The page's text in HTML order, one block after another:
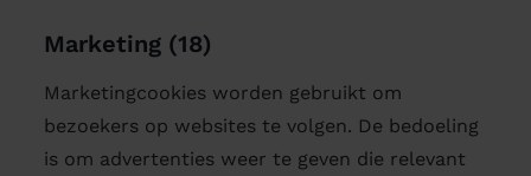
Marketing (18)
Marketingcookies worden gebruikt om
bezoekers op websites te volgen. De bedoeling
is om advertenties weer te geven die relevant